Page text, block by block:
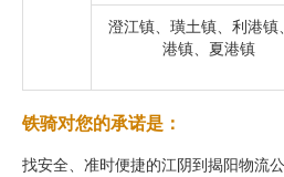
澄江镇、璜土镇、利港镇
港镇、夏港镇
铁骑对您的承诺是：
找安全、准时便捷的江阴到揭阳物流